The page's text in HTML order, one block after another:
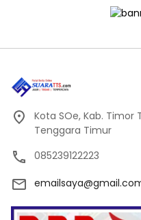
Kota SOe, Kab. Timor
Tenggara Timur
085239122223